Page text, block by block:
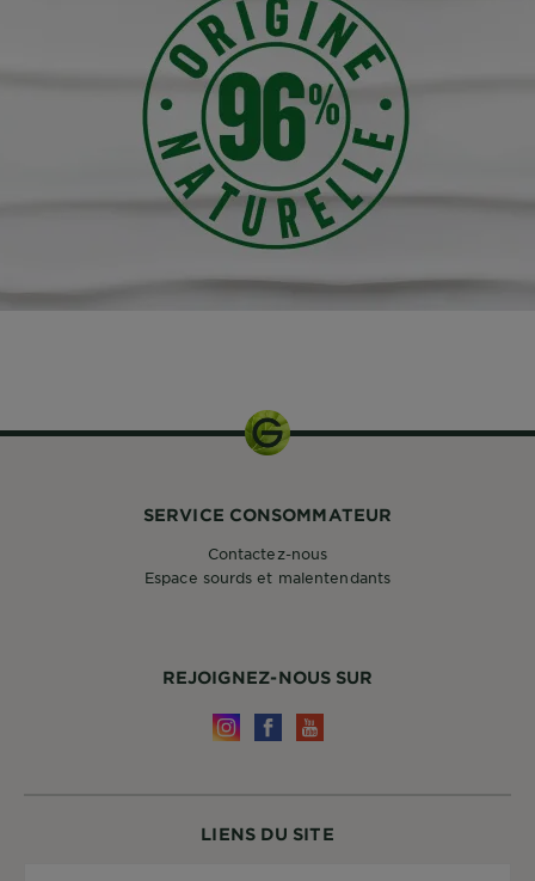
LIENS DU SITE
REJOIGNEZ-NOUS SUR
SERVICE CONSOMMATEUR
Contactez-nous
Espace sourds et malentendants